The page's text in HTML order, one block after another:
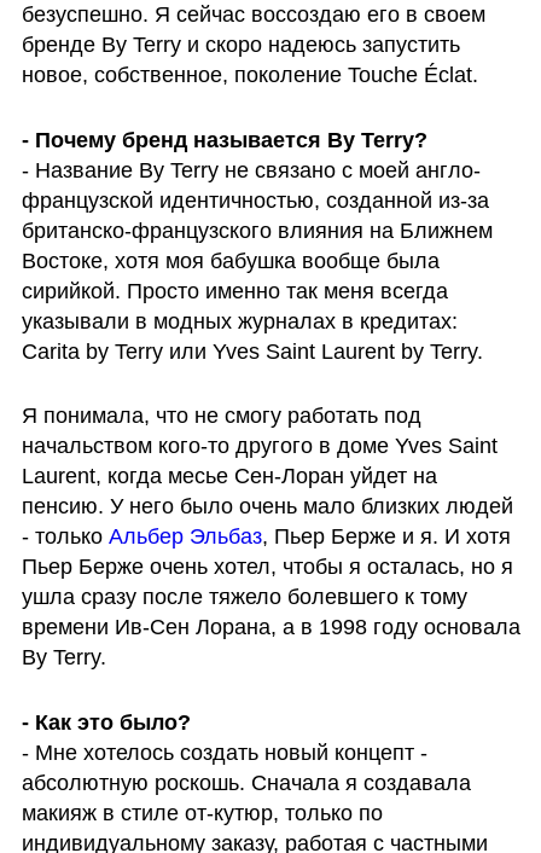
безуспешно. Я сейчас воссоздаю его в своем
бренде By Terry и скоро надеюсь запустить
новое, собственное, поколение Touche Éclat.
- Название By Terry не связано с моей англо-
французской идентичностью, созданной из-за
британско-французского влияния на Ближнем
Востоке, хотя моя бабушка вообще была
сирийкой. Просто именно так меня всегда
указывали в модных журналах в кредитах:
Carita by Terry или Yves Saint Laurent by Terry.
Я понимала, что не смогу работать под
начальством кого-то другого в доме Yves Saint
Laurent, когда месье Сен-Лоран уйдет на
пенсию. У него было очень мало близких людей
- только Альбер Эльбаз, Пьер Берже и я. И хотя
Пьер Берже очень хотел, чтобы я осталась, но я
ушла сразу после тяжело болевшего к тому
времени Ив-Сен Лорана, а в 1998 году основала
By Terry.
- Мне хотелось создать новый концепт -
абсолютную роскошь. Сначала я создавала
макияж в стиле от-кутюр, только по
индивидуальному заказу, работая с частными